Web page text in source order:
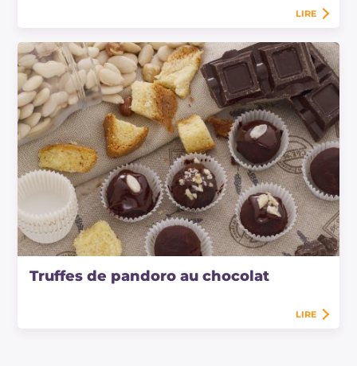
LIRE
Truffes de pandoro au chocolat
LIRE